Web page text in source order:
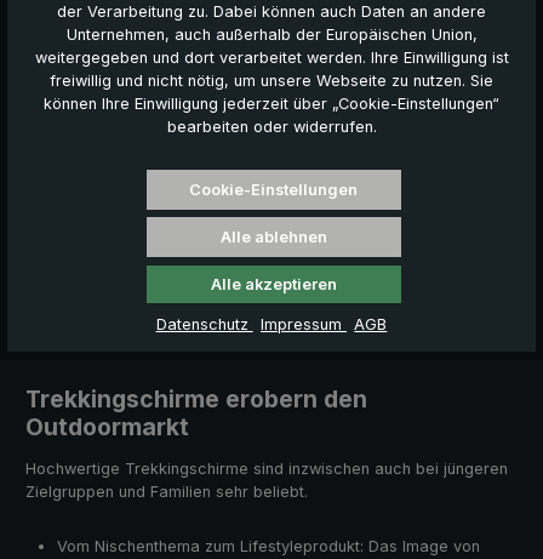
Stabil - kompakt - automatisch
Der superflache Trekking-Taschenschirm mit Auf-/Zu-Automatik
überzeugt durch sein extrem kleines und flaches Packmaß.
Geschlossen ist er ca. 22 cm kurz und 3,5 cm flach. Geöffnet
Pressemitteilung downloaden
Trekkingschirme erobern den
Outdoormarkt
Hochwertige Trekkingschirme sind inzwischen auch bei jüngeren
Zielgruppen und Familien sehr beliebt.
Vom Nischenthema zum Lifestyleprodukt: Das Image von
der Verarbeitung zu. Dabei können auch Daten an andere
Unternehmen, auch außerhalb der Europäischen Union,
weitergegeben und dort verarbeitet werden. Ihre Einwilligung ist
freiwillig und nicht nötig, um unsere Webseite zu nutzen. Sie
können Ihre Einwilligung jederzeit über „Cookie-Einstellungen“
bearbeiten oder widerrufen.
Cookie-Einstellungen
Alle ablehnen
Alle akzeptieren
Datenschutz Impressum AGB